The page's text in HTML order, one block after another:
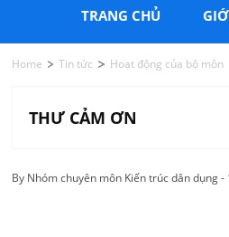
TRANG CHỦ
Home Tin tức Hoạt động của bộ môn
THƯ CẢM ƠN
By Nhóm chuyên môn Kiến trúc dân dụng